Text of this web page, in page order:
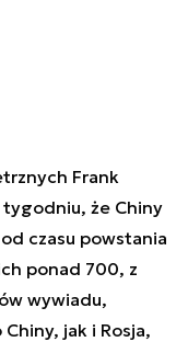
Frank
tygodniu, że Chiny
czasu powstania
ponad 700, z
wywiadu,
jak i Rosja,